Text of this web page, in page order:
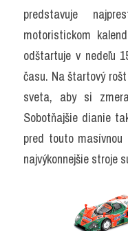
predstavuje
motoristickom
odštartuje v nedeľu
času. Na štartový
sveta, aby si
Sobotňajšie dianie
pred touto
najvýkonnejšie stroje